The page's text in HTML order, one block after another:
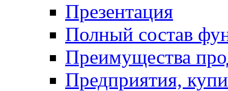
Презентация
Полный состав
Преимущества
Предприятия,